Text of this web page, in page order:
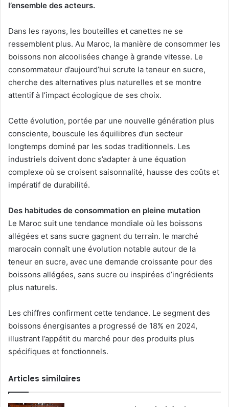
l’ensemble des acteurs.
Dans les rayons, les bouteilles et canettes ne se
ressemblent plus. Au Maroc, la manière de consommer les
boissons non alcoolisées change à grande vitesse. Le
consommateur d’aujourd’hui scrute la teneur en sucre,
cherche des alternatives plus naturelles et se montre
attentif à l’impact écologique de ses choix.
Cette évolution, portée par une nouvelle génération plus
consciente, bouscule les équilibres d’un secteur
longtemps dominé par les sodas traditionnels. Les
industriels doivent donc s’adapter à une équation
complexe où se croisent saisonnalité, hausse des coûts et
impératif de durabilité.
Des habitudes de consommation en pleine mutation
Le Maroc suit une tendance mondiale où les boissons
allégées et sans sucre gagnent du terrain. le marché
marocain connaît une évolution notable autour de la
teneur en sucre, avec une demande croissante pour des
boissons allégées, sans sucre ou inspirées d’ingrédients
plus naturels.
Les chiffres confirment cette tendance. Le segment des
boissons énergisantes a progressé de 18% en 2024,
illustrant l’appétit du marché pour des produits plus
spécifiques et fonctionnels.
Articles similaires